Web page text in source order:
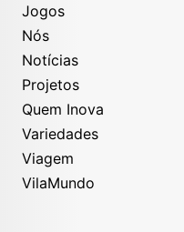
Jogos
Nós
Notícias
Projetos
Quem Inova
Variedades
Viagem
VilaMundo